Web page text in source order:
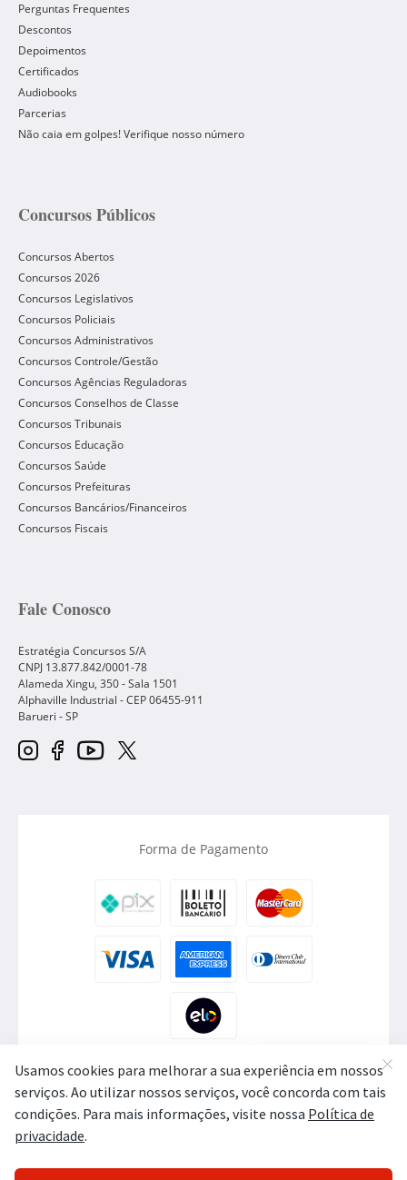
Perguntas Frequentes
Descontos
Depoimentos
Certificados
Audiobooks
Parcerias
Não caia em golpes! Verifique nosso número
Concursos Públicos
Concursos Abertos
Concursos 2026
Concursos Legislativos
Concursos Policiais
Concursos Administrativos
Concursos Controle/Gestão
Concursos Agências Reguladoras
Concursos Conselhos de Classe
Concursos Tribunais
Concursos Educação
Concursos Saúde
Concursos Prefeituras
Concursos Bancários/Financeiros
Concursos Fiscais
Fale Conosco
Estratégia Concursos S/A
CNPJ 13.877.842/0001-78
Alameda Xingu, 350 - Sala 1501
Alphaville Industrial - CEP06455-911
Barueri -SP
Forma de Pagamento